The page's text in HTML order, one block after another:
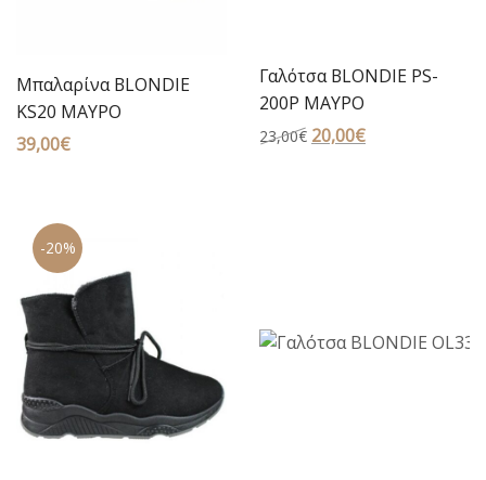
Μπαλαρίνα BLONDIE
KS20 ΜΑΥΡΟ
39,00€
Γαλότσα BLONDIE PS-
200P ΜΑΥΡΟ
23,00€ Original
20,00€Η
-20%